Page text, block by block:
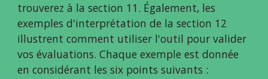
trouverez à la section 11. Également, les
exemples d'interprétation de la section 12
illustrent comment utiliser l'outil pour valider
vos évaluations. Chaque exemple est donnée
en considérant les six points suivants :